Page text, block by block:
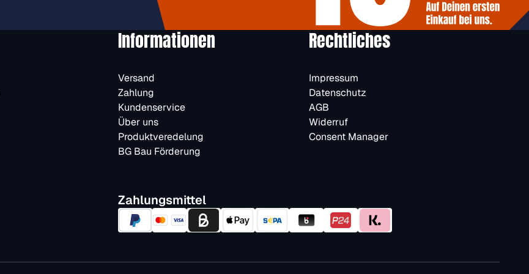
Informationen
Versand
Zahlung
Kundenservice
Über uns
Produktveredelung
BG Bau Förderung
Rechtliches
Impressum
Datenschutz
AGB
Widerruf
Consent Manager
Zahlungsmittel